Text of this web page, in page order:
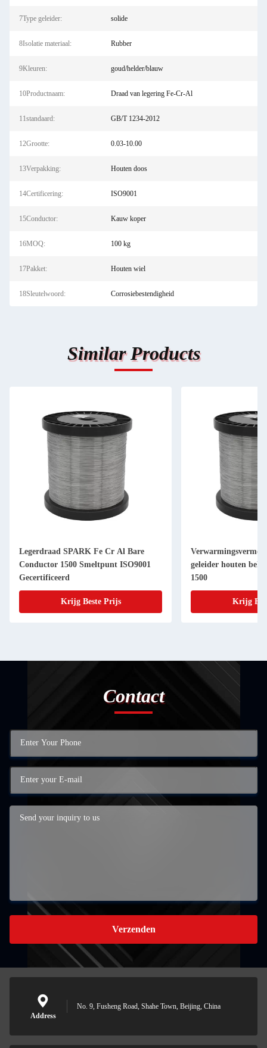
7Type geleider: solide
8Isolatie materiaal: Rubber
9Kleuren: goud/helder/blauw
10Productnaam: Draad van legering Fe-Cr-Al
11standaard: GB/T 1234-2012
12Grootte: 0.03-10.00
13Verpakking: Houten doos
14Certificering: ISO9001
15Conductor: Kauw koper
16MOQ: 100 kg
17Pakket: Houten wiel
18Sleutelwoord: Corrosiebestendigheid
Similar Products
Legerdraad SPARK Fe Cr Al Bare
Conductor 1500 Smeltpunt ISO9001
Gecertificeerd
Krijg Beste Prijs
geleider houten
1500
Krijg
Contact
Verzenden
Address
No. 9, Fusheng Road, Shahe Town, Beijing, China